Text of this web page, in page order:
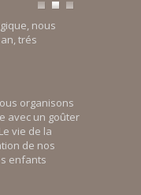
nous
trés
organisons
avec un goûter
vie de la
de nos
enfants